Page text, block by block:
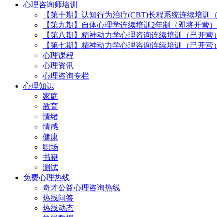
心理咨询师培训
【第十期】认知行为治疗(CBT)长程系统连续培训
【第九期】自体心理学连续培训2年制（即将开营）
【第八期】精神动力学心理咨询连续培训（已开营）
【第七期】精神动力学心理咨询连续培训（已开营）
心理课程
心理资讯
心理咨询专栏
心理知识
家庭
教育
情绪
情感
健康
职场
书籍
测试
免费心理热线
奇才公益心理咨询热线
热线问答
热线动态